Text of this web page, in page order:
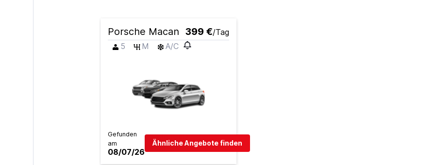
Porsche Macan 399 €/Tag
5
M A/C
Gefunden
am
08/07/26
Ähnliche Angebote finden